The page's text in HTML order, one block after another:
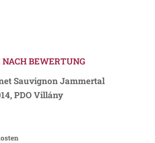
BEWERTUNG
Sauvignon Jammertal
PDO Villány